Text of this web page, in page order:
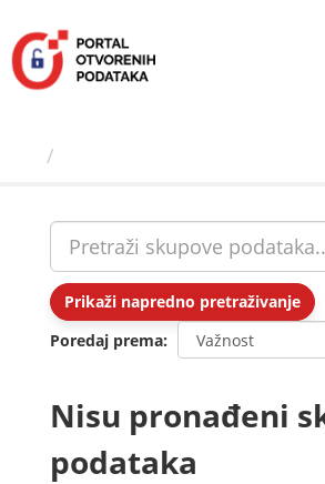
sadržaj
Prikaži napredno pretraživanje
Poredaj prema
Nisu pronađeni
podataka